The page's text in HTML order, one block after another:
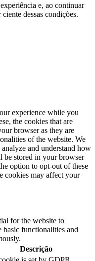
e, ao continuar
dessas condições.
experience while you
the cookies that are
browser as they are
of the website. We
and understand how
be stored in your browser
option to opt-out of these
cookies may affect your
for the website to
basic functionalities and
Descrição